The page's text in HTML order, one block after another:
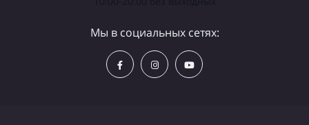
Мы в социальных сетях: